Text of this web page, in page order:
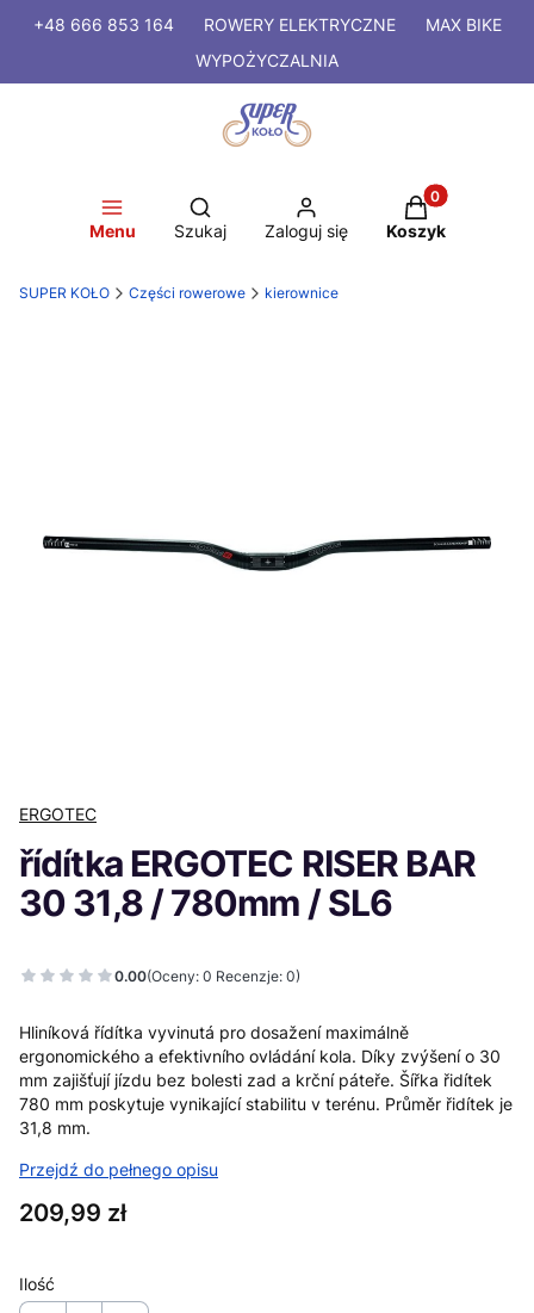
+48 666 853 164 ROWERYELEKTRYCZNE
MAX BIKE
WYPOŻYCZALNIA
Menu
Otwórz wyszukiwarkę
Szukaj Zaloguj się
Produkty w
Koszyk
SUPER KOŁO Części rowerowe kierownice
ERGOTEC
řídítka ERGOTEC RISER BAR
30 31,8 / 780mm / SL6
0.00(Oceny: 0 Recenzje: 0)
Hliníková řídítka vyvinutá pro dosažení maximálně
ergonomického a efektivního ovládání kola. Díky zvýšení o 30
mm zajišťují jízdu bez bolesti zad a krční páteře. Šířka řidítek
780 mm poskytuje vynikající stabilitu v terénu. Průměr řidítek je
31,8 mm.
Przejdź do pełnego opisu
Cena
209,99 zł
Ilość